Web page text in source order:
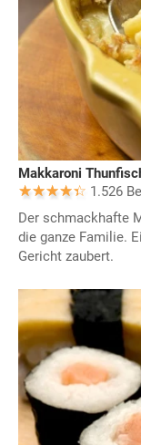
Makkaroni
1.526
Der schmackhafte
die ganze Familie.
Gericht zaubert.